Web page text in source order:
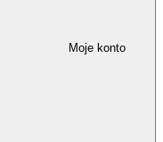
Moje konto